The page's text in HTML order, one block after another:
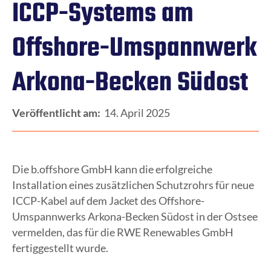
ICCP-Systems am
Offshore-Umspannwerk
Arkona-Becken Südost
Veröffentlicht am: 14. April 2025
Die b.offshore GmbH kann die erfolgreiche
Installation eines zusätzlichen Schutzrohrs für neue
ICCP-Kabel auf dem Jacket des Offshore-
Umspannwerks Arkona-Becken Südost in der Ostsee
vermelden, das für die RWE Renewables GmbH
fertiggestellt wurde.